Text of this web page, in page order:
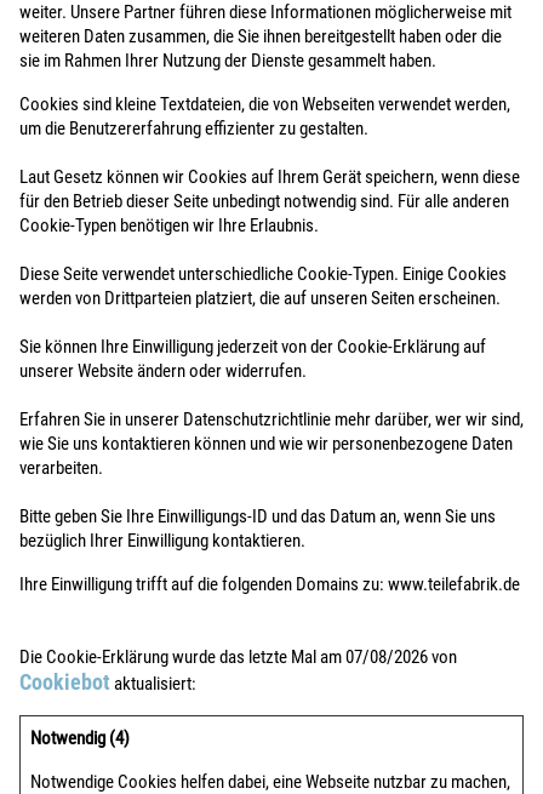
weiter. Unsere Partner führen diese Informationen möglicherweise mit
weiteren Daten zusammen, die Sie ihnen bereitgestellt haben oder die
sie im Rahmen Ihrer Nutzung der Dienste gesammelt haben.
Cookies sind kleine Textdateien, die von Webseiten verwendet werden,
um die Benutzererfahrung effizienter zu gestalten.
Laut Gesetz können wir Cookies auf Ihrem Gerät speichern, wenn diese
für den Betrieb dieser Seite unbedingt notwendig sind. Für alle anderen
Cookie-Typen benötigen wir Ihre Erlaubnis.
Diese Seite verwendet unterschiedliche Cookie-Typen. Einige Cookies
werden von Drittparteien platziert, die auf unseren Seiten erscheinen.
Sie können Ihre Einwilligung jederzeit von der Cookie-Erklärung auf
unserer Website ändern oder widerrufen.
Erfahren Sie in unserer Datenschutzrichtlinie mehr darüber, wer wir sind,
wie Sie uns kontaktieren können und wie wir personenbezogene Daten
verarbeiten.
Bitte geben Sie Ihre Einwilligungs-ID und das Datum an, wenn Sie uns
bezüglich Ihrer Einwilligung kontaktieren.
Ihre Einwilligung trifft auf die folgenden Domains zu: www.teilefabrik.de
Die Cookie-Erklärung wurde das letzte Mal am 07/08/2026 von
Cookiebot aktualisiert:
Notwendig (4)
Notwendige Cookies helfen dabei, eine Webseite nutzbar zu machen,